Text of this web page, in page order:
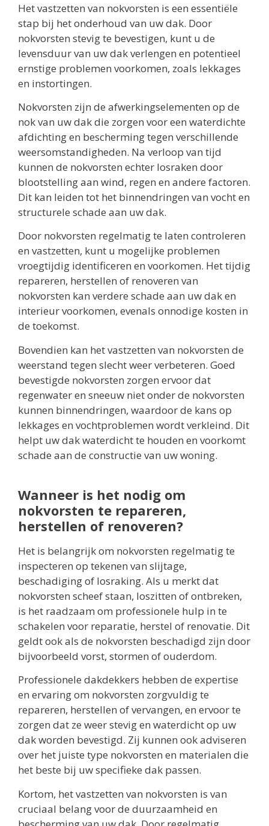
Het vastzetten van nokvorsten is een essentiële
stap bij het onderhoud van uw dak. Door
nokvorsten stevig te bevestigen, kunt u de
levensduur van uw dak verlengen en potentieel
ernstige problemen voorkomen, zoals lekkages
en instortingen.
Nokvorsten zijn de afwerkingselementen op de
nok van uw dak die zorgen voor een waterdichte
afdichting en bescherming tegen verschillende
weersomstandigheden. Na verloop van tijd
kunnen de nokvorsten echter losraken door
blootstelling aan wind, regen en andere factoren.
Dit kan leiden tot het binnendringen van vocht en
structurele schade aan uw dak.
Door nokvorsten regelmatig te laten controleren
en vastzetten, kunt u mogelijke problemen
vroegtijdig identificeren en voorkomen. Het tijdig
repareren, herstellen of renoveren van
nokvorsten kan verdere schade aan uw dak en
interieur voorkomen, evenals onnodige kosten in
de toekomst.
Bovendien kan het vastzetten van nokvorsten de
weerstand tegen slecht weer verbeteren. Goed
bevestigde nokvorsten zorgen ervoor dat
regenwater en sneeuw niet onder de nokvorsten
kunnen binnendringen, waardoor de kans op
lekkages en vochtproblemen wordt verkleind. Dit
helpt uw dak waterdicht te houden en voorkomt
schade aan de constructie van uw woning.
Wanneer is het nodig om
nokvorsten te repareren,
herstellen of renoveren?
Het is belangrijk om nokvorsten regelmatig te
inspecteren op tekenen van slijtage,
beschadiging of losraking. Als u merkt dat
nokvorsten scheef staan, loszitten of ontbreken,
is het raadzaam om professionele hulp in te
schakelen voor reparatie, herstel of renovatie. Dit
geldt ook als de nokvorsten beschadigd zijn door
bijvoorbeeld vorst, stormen of ouderdom.
Professionele dakdekkers hebben de expertise
en ervaring om nokvorsten zorgvuldig te
repareren, herstellen of vervangen, en ervoor te
zorgen dat ze weer stevig en waterdicht op uw
dak worden bevestigd. Zij kunnen ook adviseren
over het juiste type nokvorsten en materialen die
het beste bij uw specifieke dak passen.
Kortom, het vastzetten van nokvorsten is van
cruciaal belang voor de duurzaamheid en